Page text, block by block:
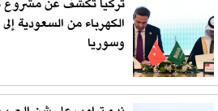
تركيا تكشف عن
الكهرباء من السعودية
وسوريا